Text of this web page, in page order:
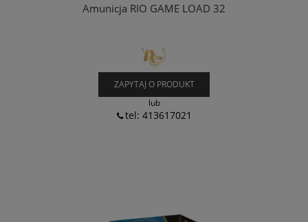
Amunicja RIO GAME LOAD 32
ZAPYTAJ O PRODUKT
lub
tel: 413617021